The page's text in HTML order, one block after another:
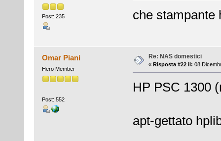
Post: 235 che stampante
Omar Piani
Hero Member
Post: 552
Re: NAS domestici
« Risposta #22 il: 08
HP PSC 1300
apt-gettato